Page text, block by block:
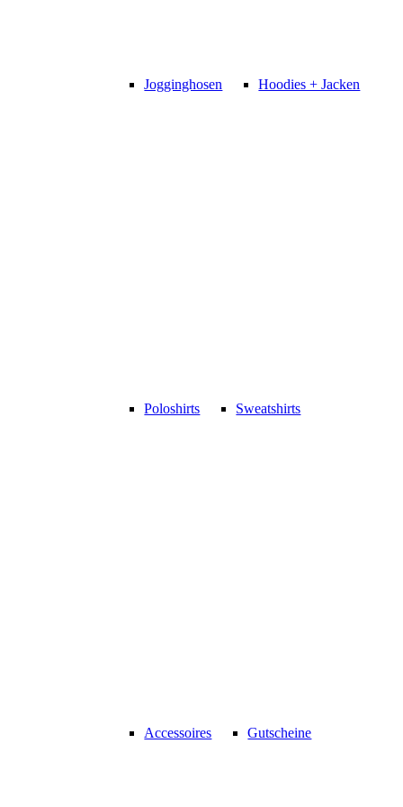
Jogginghosen Hoodies + Jacken
Poloshirts Sweatshirts
Accessoires Gutscheine